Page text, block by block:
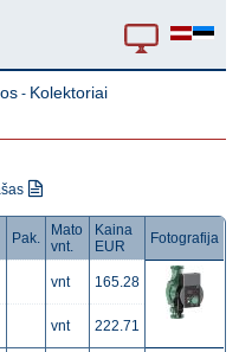
- Kolektoriai
Pak.
Mato
vnt.
Kaina
EUR
Fotografija
vnt 165.28
vnt 222.71